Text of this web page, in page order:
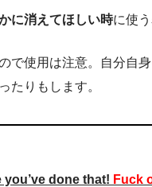
に消えてほしい時に使う
で使用は注意。自分自
たりもします。
you’ve done that! Fuck